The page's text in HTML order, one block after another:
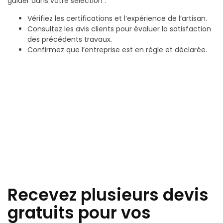
Vérifiez les certifications et l’expérience de l’artisan.
Consultez les avis clients pour évaluer la satisfaction
des précédents travaux.
Confirmez que l’entreprise est en règle et déclarée.
Recevez plusieurs devis
gratuits pour vos